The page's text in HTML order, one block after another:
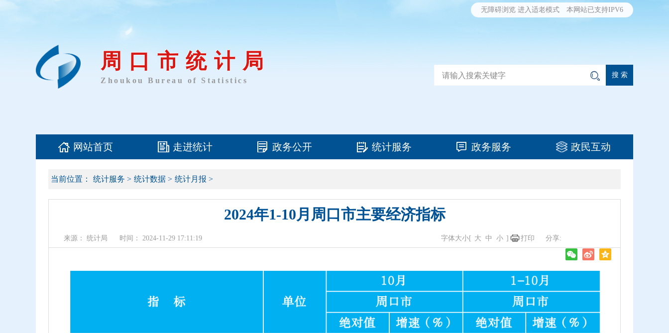
无障碍浏览 进入适老模式 本网站已支持IPV6
周口市统计局
Zhoukou Bureau of Statistics
网站首页 走进统计 政务公开 统计服务 政务服务 政民互动
当前位置： 统计服务 > 统计数据 > 统计月报 >
2024年1-10月周口市主要经济指标
来源： 统计局 时间： 2024-11-29 17:11:19 字体大小[ 大 中 小 ] 打印